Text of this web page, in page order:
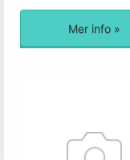
Mer info »